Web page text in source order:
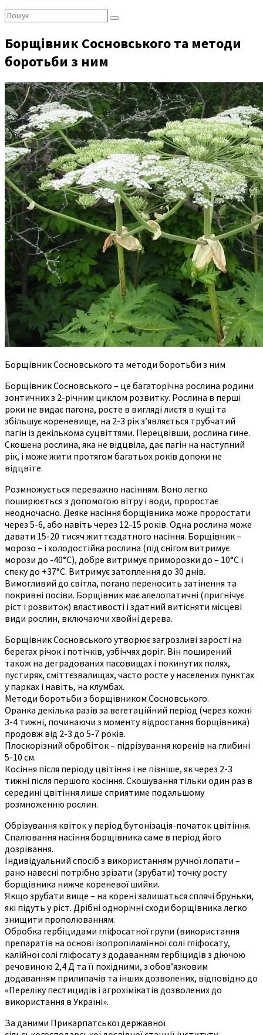
Пошук:
Борщівник Сосновського та методи
боротьби з ним
Борщівник Сосновського та методи боротьби з ним
Борщівник Сосновського – це багаторічна рослина родини
зонтичних з 2-річним циклом розвитку. Рослина в перші
роки не видає пагона, росте в вигляді листя в кущі та
збільшує кореневище, на 2-3 рік з’являється трубчатий
пагін із декількома суцвіттями. Перецвівши, рослина гине.
Скошена рослина, яка не відцвіла, дає пагін на наступний
рік, і може жити протягом багатьох років допоки не
відцвіте.
Розмножується переважно насінням. Воно легко
поширюється з допомогою вітру і води, проростає
неодночасно. Деяке насіння борщівника може проростати
через 5-6, або навіть через 12-15 років. Одна рослина може
давати 15-20 тисяч життєздатного насіння. Борщівник –
морозо – і холодостійка рослина (під снігом витримує
морози до -40°С), добре витримує приморозки до – 10°C і
спеку до +37°C. Витримує затоплення до 30 днів.
Вимогливий до світла, погано переносить затінення та
покривні посіви. Борщівник має алелопатичні (пригнічує
ріст і розвиток) властивості і здатний витісняти місцеві
види рослин, включаючи хвойні дерева.
Борщівник Сосновського утворює загрозливі зарості на
берегах річок і потічків, узбіччях доріг. Він поширений
також на деградованих пасовищах і покинутих полях,
пустирях, сміттєзвалищах, часто росте у населених пунктах
у парках і навіть, на клумбах.
Методи боротьби з борщівником Сосновського.
Оранка декілька разів за вегетаційний період (через кожні
3-4 тижні, починаючи з моменту відростання борщівника)
продовж від 2-3 до 5-7 років.
Плоскорізний обробіток – підрізування коренів на глибині
5-10 см.
Косіння після періоду цвітіння і не пізніше, як через 2-3
тижні після першого косіння. Скошування тільки один раз в
середині цвітіння лише сприятиме подальшому
розмноженню рослин.
Обрізування квіток у період бутонізація-початок цвітіння.
Спалювання насіння борщівника саме в період його
дозрівання.
Індивідуальний спосіб з використанням ручної лопати –
рано навесні потрібно зрізати (зрубати) точку росту
борщівника нижче кореневої шийки.
Якщо зрубати вище – на корені залишаться сплячі бруньки,
які підуть у ріст. Дрібні однорічні сходи борщівника легко
знищити прополюванням.
Обробка гербіцидами гліфосатної групи (використання
препаратів на основі ізопропіламінної солі гліфосату,
калійної солі гліфосату з додаванням гербіцидів з діючою
речовиною 2,4 Д та її похідними, з обов’язковим
додаванням прилипачів та інших дозволених, відповідно до
«Переліку пестицидів і агрохімікатів дозволених до
використання в Україні».
За даними Прикарпатської державної